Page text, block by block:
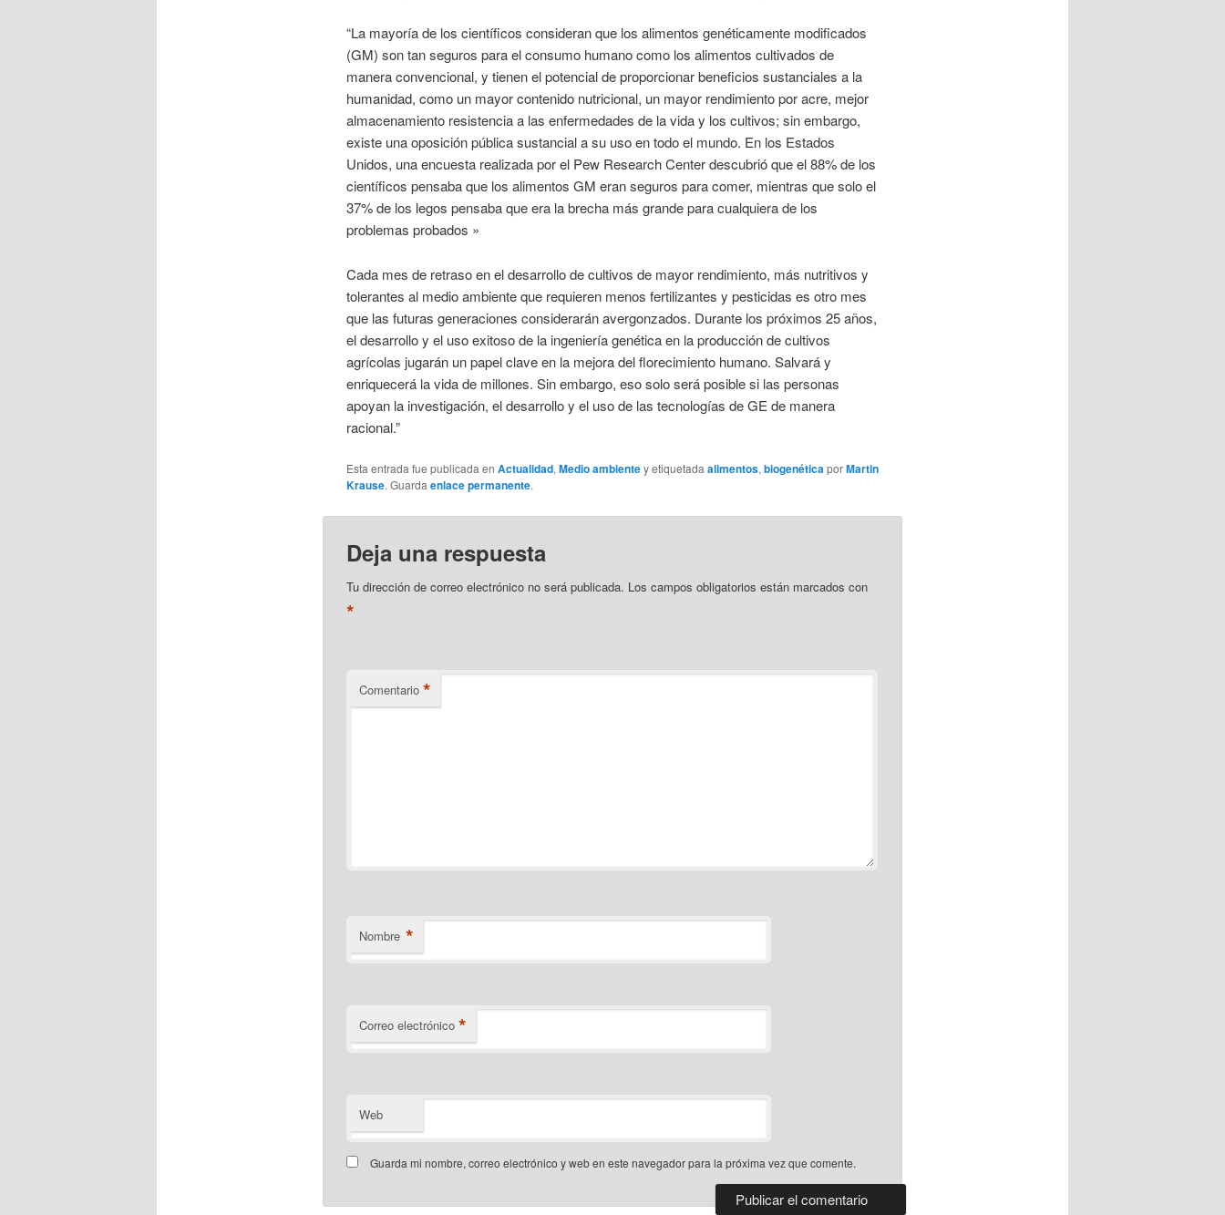
“La mayoría de los científicos consideran que los alimentos genéticamente modificados
(GM) son tan seguros para el consumo humano como los alimentos cultivados de
manera convencional, y tienen el potencial de proporcionar beneficios sustanciales a la
humanidad, como un mayor contenido nutricional, un mayor rendimiento por acre, mejor
almacenamiento resistencia a las enfermedades de la vida y los cultivos; sin embargo,
existe una oposición pública sustancial a su uso en todo el mundo. En los Estados
Unidos, una encuesta realizada por el Pew Research Center descubrió que el 88% de los
científicos pensaba que los alimentos GM eran seguros para comer, mientras que solo el
37% de los legos pensaba que era la brecha más grande para cualquiera de los
problemas probados »
Cada mes de retraso en el desarrollo de cultivos de mayor rendimiento, más nutritivos y
tolerantes al medio ambiente que requieren menos fertilizantes y pesticidas es otro mes
que las futuras generaciones considerarán avergonzados. Durante los próximos 25 años,
el desarrollo y el uso exitoso de la ingeniería genética en la producción de cultivos
agrícolas jugarán un papel clave en la mejora del florecimiento humano. Salvará y
enriquecerá la vida de millones. Sin embargo, eso solo será posible si las personas
apoyan la investigación, el desarrollo y el uso de las tecnologías de GE de manera
racional.”
Esta entrada fue publicada en Actualidad, Medio ambientey etiquetada alimentos, biogenéticaporMartin
Krause. Guarda enlace permanente.
Deja una respuesta
Tu dirección de correo electrónico no será publicada. Los campos obligatorios están marcados con
*
Comentario *
Nombre *
Correo electrónico *
Web
Guarda mi nombre, correo electrónico y web en este navegador para la próxima vez que comente.